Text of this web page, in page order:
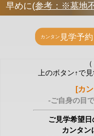
早めに(参考：※墓地
上のボタン↑で
[カ
-ご自身の目
ご見学希望
カンタン